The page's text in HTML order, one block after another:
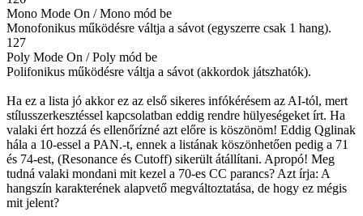
Mono Mode On / Mono mód be
Monofonikus működésre váltja a sávot (egyszerre csak 1 hang).
127
Poly Mode On / Poly mód be
Polifonikus működésre váltja a sávot (akkordok játszhatók).
Ha ez a lista jó akkor ez az első sikeres infókérésem az AI-tól, mert
stílusszerkesztéssel kapcsolatban eddig rendre hülyeségeket írt. Ha
valaki ért hozzá és ellenőrízné azt előre is köszönöm! Eddig Qglinak
hála a 10-essel a PAN.-t, ennek a listának köszönhetően pedig a 71
és 74-est, (Resonance és Cutoff) sikerült átállítani. Apropó! Meg
tudná valaki mondani mit kezel a 70-es CC parancs? Azt írja: A
hangszín karakterének alapvető megváltoztatása, de hogy ez mégis
mit jelent?